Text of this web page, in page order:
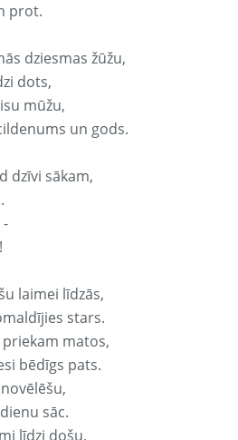
prot.
dziesmas žūžu,
dots,
mūžu,
un gods.
dzīvi sākam,
laimei līdzās,
stars.
priekam matos,
bēdīgs pats.
sāc.
līdzi došu,